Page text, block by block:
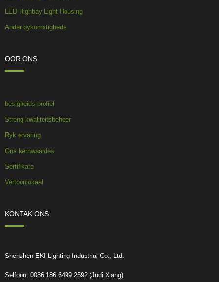
LED Highbay Light Housing
Ander bykomstighede
OOR ONS
besigheids profiel
Streng kwaliteitsbeheer
Ryk ervaring
Ons kernwaardes
Sertifikate
Vertoonlokaal
KONTAK ONS
Shenzhen EKI Lighting Industrial Co., Ltd.
Selfoon: 0086 186 6499 2592 (Judi Xiang)